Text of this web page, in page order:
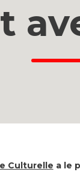
Culturelle a le